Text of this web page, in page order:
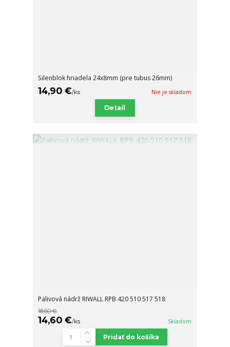
Silenblok hriadela 24x8mm (pre tubus 26mm)
14,90 €/ks Nie je skladom
Detail
Palivová nádrž RIWALL RPB 420 510 517 518
18,60 €
14,60 €/ks Skladom
Pridať do košíka